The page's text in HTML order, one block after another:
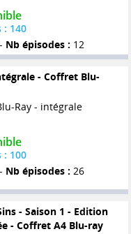
140
Nb épisodes : 12
- Coffret Blu-
Ray - intégrale
100
Nb épisodes : 26
- Saison 1 - Edition
- Coffret A4 Blu-ray